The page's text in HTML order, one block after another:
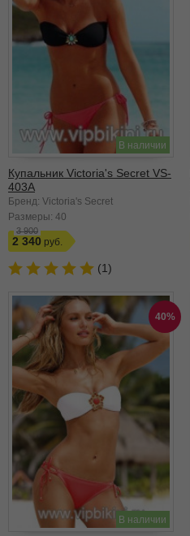
В наличии
Купальник Victoria's Secret VS-
403A
Бренд: Victoria's Secret
Размеры: 40
3 900
2 340
(1)
40%
В наличии